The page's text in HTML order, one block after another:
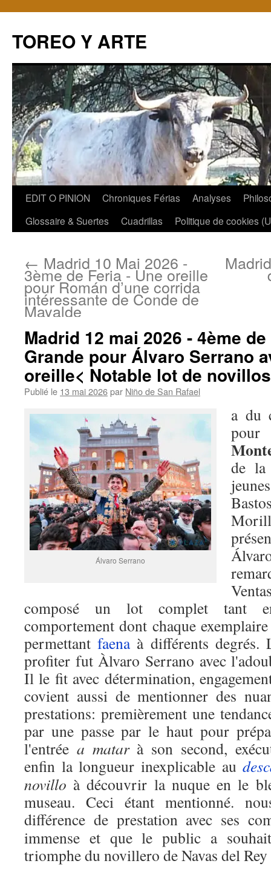
TOREO Y ARTE
Aller
EDIT O PINION Chroniques Férias Analyses
Glossaire & Suertes
Cuadrillas Politique de cookies
← Madrid 10 Mai 2026 -
3ème de Feria - Une oreille
pour Román d’une corrida
intéressante de Conde de
Mayalde
Madrid 12 mai 2026 - 4ème
Grande pour Álvaro Serrano
oreille< Notable lot de
Publié le 13 mai 2026par Niño de San Rafael
Álvaro Serrano
a du
de
composé un lot complet tant
comportement dont chaque
permettantfaenaà différents degrés.
profiter fut Àlvaro Serrano avec
Il le fit avec détermination,
covient aussi de mentionner des
prestations: premièrement une
par une passe par le haut pour
l'entrée a matarà son second,
enfin la longueur inexplicable au
novillo à découvrir la nuque en le
museau. Ceci étant mentionné.
différence de prestation avec ses
immense et que le public a
triomphe du novillero de Navas del